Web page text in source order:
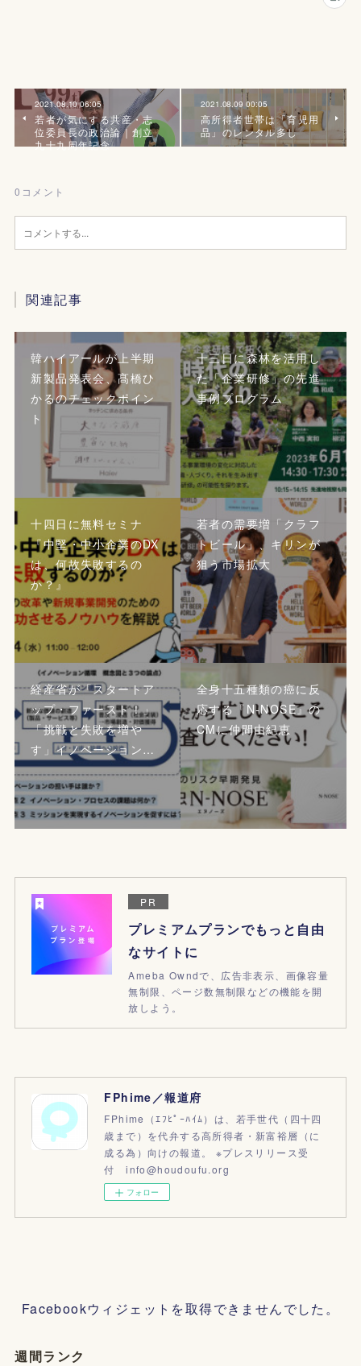
2021.08.10 06:05
若者が気にする共産・志
位委員長の政治論｜創立
九十九周年記念
2021.08.09 00:05
高所得者世帯は「育児用
品」のレンタル多し
0 コメント
関連記事
韓ハイアールが上半期
新製品発表会、髙橋ひ
かるのチェックポイン
ト
十三日に森林を活用し
た「企業研修」の先進
事例プログラム
十四日に無料セミナ
『中堅・中小企業のDX
は、何故失敗するの
か？』
若者の需要増「クラフ
トビール」、キリンが
狙う市場拡大
経産省が「スタートア
ップ・ファースト！」
「挑戦と失敗を増や
す」イノベーション…
全身十五種類の癌に反
応する『N-NOSE』の
CMに仲間由紀恵
PR
プレミアムプランでもっと自由
なサイトに
Ameba Owndで、広告非表示、画像容量
無制限、ページ数無制限などの機能を開
放しよう。
FPhime／報道府
FPhime（ｴﾌﾋﾟｰﾊｲﾑ）は、若手世代（四十四
歳まで）を代弁する高所得者・新富裕層（に
成る為）向けの報道。 ※プレスリリース受
付 info@houdoufu.org
フォロー
Facebookウィジェットを取得できませんでした。
週間ランク